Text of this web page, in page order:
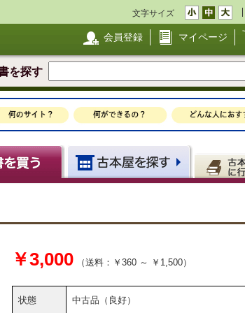
文字サイズ
会員登録 マイページ
を探す
￥3,000 （送料：￥360 ～ ￥1,500）
状態 中古品（良好）